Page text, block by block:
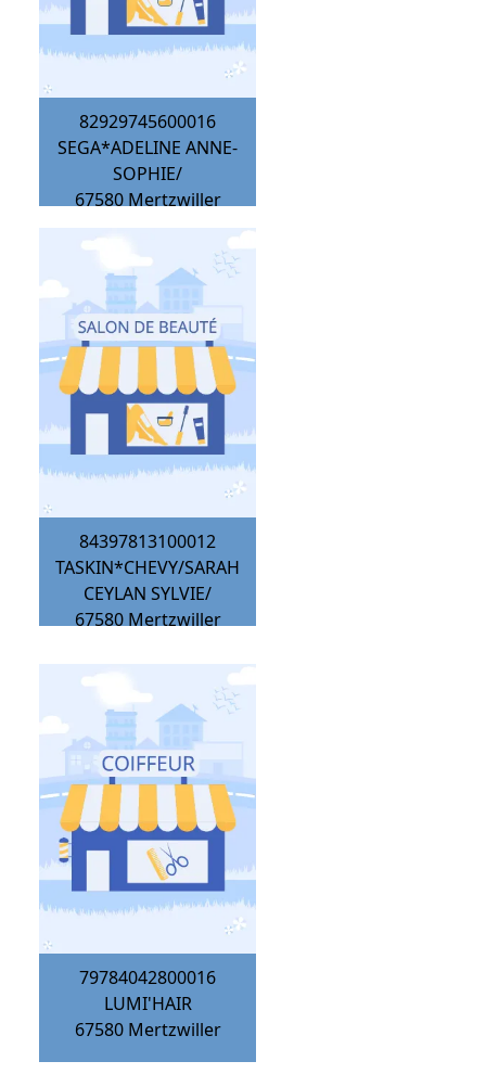
82929745600016
SEGA*ADELINE ANNE-
SOPHIE/
67580 Mertzwiller
84397813100012
TASKIN*CHEVY/SARAH
CEYLAN SYLVIE/
67580 Mertzwiller
79784042800016
LUMI'HAIR
67580 Mertzwiller